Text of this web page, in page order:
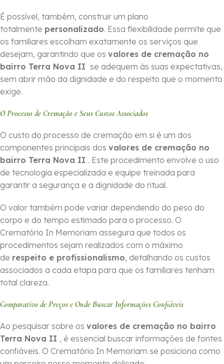
É possível, também, construir um plano
totalmente personalizado. Essa flexibilidade permite que
os familiares escolham exatamente os serviços que
desejam, garantindo que os valores de cremação no
bairro Terra Nova II se adequem às suas expectativas,
sem abrir mão da dignidade e do respeito que o momento
exige.
O Processo de Cremação e Seus Custos Associados
O custo do processo de cremação em si é um dos
componentes principais dos valores de cremação no
bairro Terra Nova II . Este procedimento envolve o uso
de tecnologia especializada e equipe treinada para
garantir a segurança e a dignidade do ritual.
O valor também pode variar dependendo do peso do
corpo e do tempo estimado para o processo. O
Crematório In Memoriam assegura que todos os
procedimentos sejam realizados com o máximo
de respeito e profissionalismo, detalhando os custos
associados a cada etapa para que os familiares tenham
total clareza.
Comparativo de Preços e Onde Buscar Informações Confiáveis
Ao pesquisar sobre os valores de cremação no bairro
Terra Nova II , é essencial buscar informações de fontes
confiáveis. O Crematório In Memoriam se posiciona como